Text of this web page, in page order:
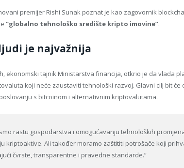
premijer Rishi Sunak poznat je kao zagovornik
“globalno tehnološko središte kripto imovine”.
je najvažnija
ekonomski tajnik Ministarstva financija, otkrio je da vlada
koji neće zaustaviti tehnološki razvoj. Glavni cilj bit će
s bitcoinom i alternativnim kriptovalutama.
rastu gospodarstva i omogućavanju tehnoloških
kriptoaktive. Ali također moramo zaštititi potrošače koji
čvrste, transparentne i pravedne standarde.”